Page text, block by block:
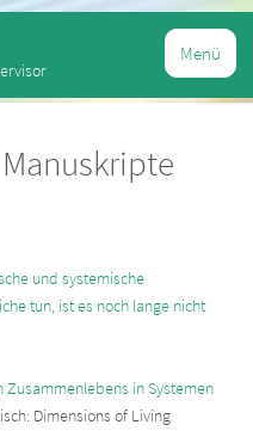
Menü
und systemische
tun, ist es noch lange nicht
Zusammenlebens in Systemen
Dimensions of Living